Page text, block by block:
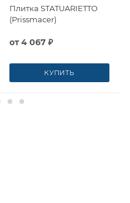
Плитка STATUARIETTO
(Prissmacer)
от4 067 ₽
КУПИТЬ